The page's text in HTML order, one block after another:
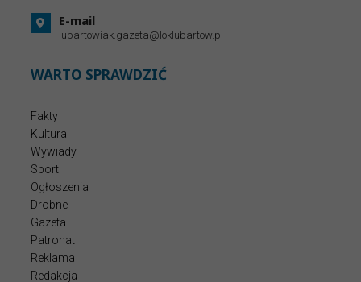
E-mail
lubartowiak.gazeta@loklubartow.pl
WARTO SPRAWDZIĆ
Fakty
Kultura
Wywiady
Sport
Ogłoszenia
Drobne
Gazeta
Patronat
Reklama
Redakcja